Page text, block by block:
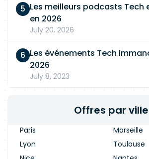
Les meilleurs podcasts Tech
en 2026
July 20, 2026
Les événements Tech
2026
July 8, 2023
Offres par ville
Paris
Marseille
Lyon
Toulouse